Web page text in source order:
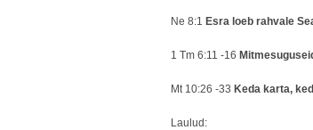
Ne 8:1 Esra loeb rahvale
1 Tm 6:11 -16
Mt 10:26 -33 Keda karta,
Laulud: